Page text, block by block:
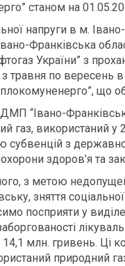
станом на
напруги в м.
Івано-Франківська
України” з
травня по вересень
що
“Івано-
газ, використаний у
субвенцій з
здоров’я та
з метою
зняття
посприяти у
14,1 млн. гривень. Ці
природний